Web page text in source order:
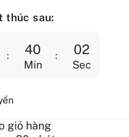
thúc sau:
40
Min
01
Sec
giỏ hàng